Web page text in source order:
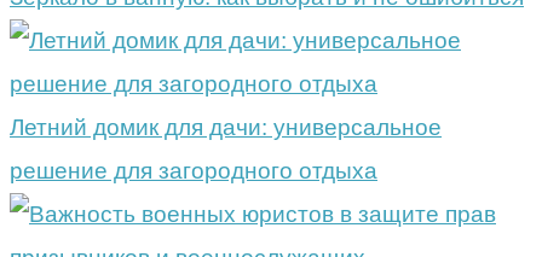
Летний домик для дачи: универсальное
решение для загородного отдыха